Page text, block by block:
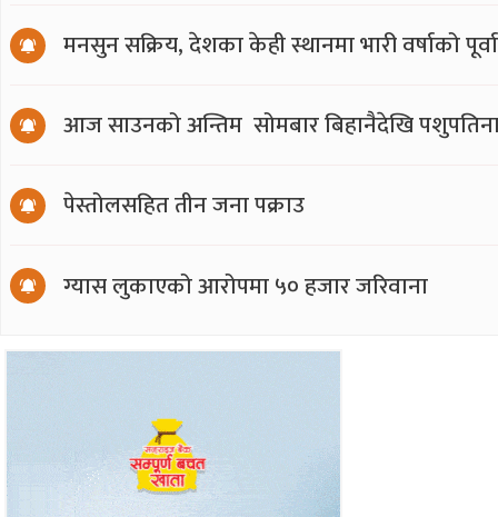
मनसुन सक्रिय, देशका केही स्थानमा भारी वर्षाको
आज साउनको अन्तिम सोमबार बिहानैदेखि
पेस्तोलसहित तीन जना पक्राउ
ग्यास लुकाएको आरोपमा ५० हजार जरिवाना